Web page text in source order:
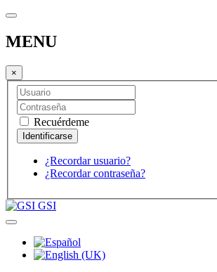
MENU
×
Recuérdeme
¿Recordar usuario?
¿Recordar contraseña?
GSI